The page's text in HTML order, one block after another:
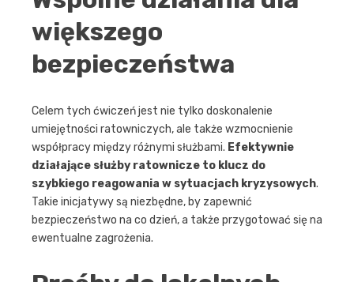
większego
bezpieczeństwa
Celem tych ćwiczeń jest nie tylko doskonalenie
umiejętności ratowniczych, ale także wzmocnienie
współpracy między różnymi służbami. Efektywnie
działające służby ratownicze to klucz do
szybkiego reagowania w sytuacjach kryzysowych.
Takie inicjatywy są niezbędne, by zapewnić
bezpieczeństwo na co dzień, a także przygotować się na
ewentualne zagrożenia.